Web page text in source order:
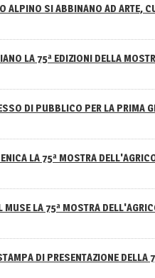
SI ABBINANO AD ARTE,
LA 75ª EDIZIONI DELLA
DI PUBBLICO PER LA PRIMA
LA 75ª MOSTRA
LA 75ª MOSTRA
DI PRESENTAZIONE DELLA